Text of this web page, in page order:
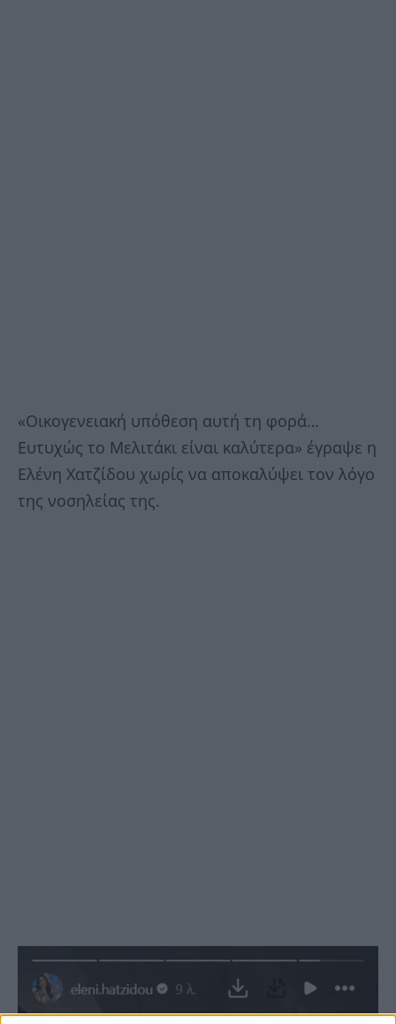
«Οικογενειακή υπόθεση αυτή τη φορά…
Ευτυχώς το Μελιτάκι είναι καλύτερα» έγραψε η
Ελένη Χατζίδου χωρίς να αποκαλύψει τον λόγο
της νοσηλείας της.